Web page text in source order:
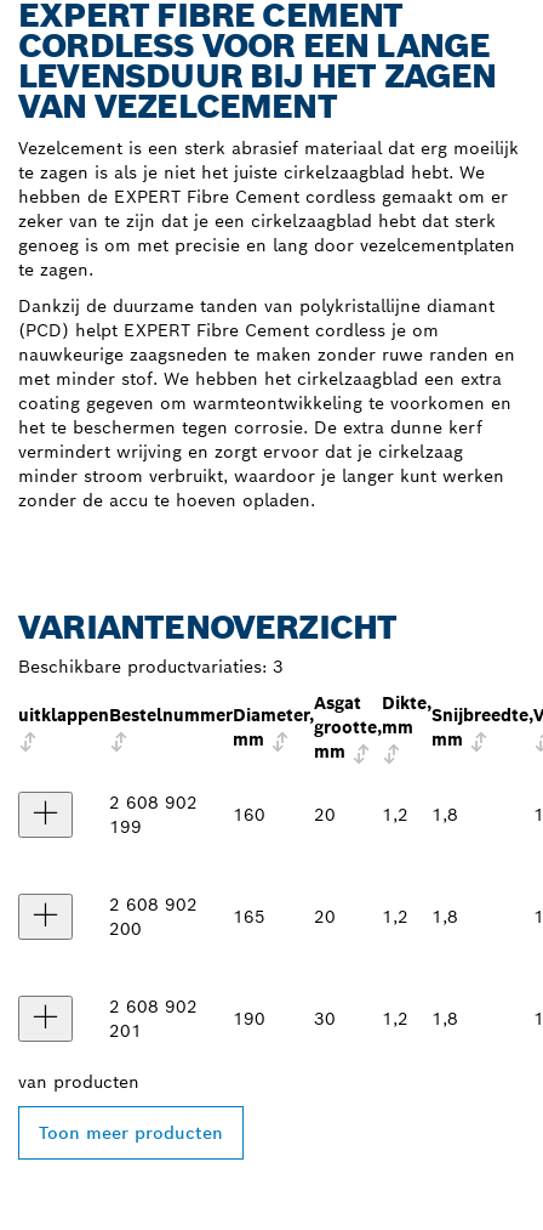
EXPERT FIBRE CEMENT
CORDLESS VOOR EEN LANGE
LEVENSDUUR BIJ HET ZAGEN
VAN VEZELCEMENT
Vezelcement is een sterk abrasief materiaal dat erg moeilijk
te zagen is als je niet het juiste cirkelzaagblad hebt. We
hebben de EXPERT Fibre Cement cordless gemaakt om er
zeker van te zijn dat je een cirkelzaagblad hebt dat sterk
genoeg is om met precisie en lang door vezelcementplaten
te zagen.
Dankzij de duurzame tanden van polykristallijne diamant
(PCD) helpt EXPERT Fibre Cement cordless je om
nauwkeurige zaagsneden te maken zonder ruwe randen en
met minder stof. We hebben het cirkelzaagblad een extra
coating gegeven om warmteontwikkeling te voorkomen en
het te beschermen tegen corrosie. De extra dunne kerf
vermindert wrijving en zorgt ervoor dat je cirkelzaag
minder stroom verbruikt, waardoor je langer kunt werken
zonder de accu te hoeven opladen.
VARIANTENOVERZICHT
Beschikbare productvariaties: 3
uitklappenBestelnummerDiameter,
mm
Asgat
grootte,
mm
Dikte,
mm
Snijbreedte,
mm
2 608 902
199
160 20 1,2 1,8
2 608 902
200
165 20 1,2 1,8
2 608 902
201
190 30 1,2 1,8
van producten
Toon meer producten